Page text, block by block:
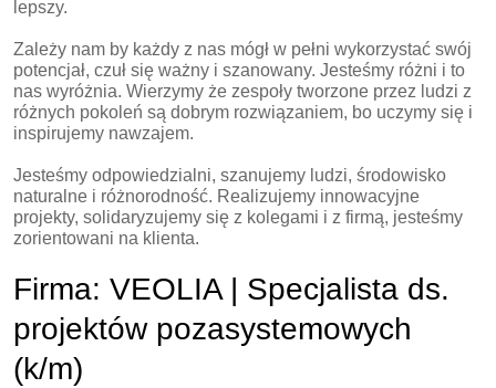
lepszy.
Zależy nam by każdy z nas mógł w pełni wykorzystać swój
potencjał, czuł się ważny i szanowany. Jesteśmy różni i to
nas wyróżnia. Wierzymy że zespoły tworzone przez ludzi z
różnych pokoleń są dobrym rozwiązaniem, bo uczymy się i
inspirujemy nawzajem.
Jesteśmy odpowiedzialni, szanujemy ludzi, środowisko
naturalne i różnorodność. Realizujemy innowacyjne
projekty, solidaryzujemy się z kolegami i z firmą, jesteśmy
zorientowani na klienta.
Firma: VEOLIA | Specjalista ds.
projektów pozasystemowych
(k/m)